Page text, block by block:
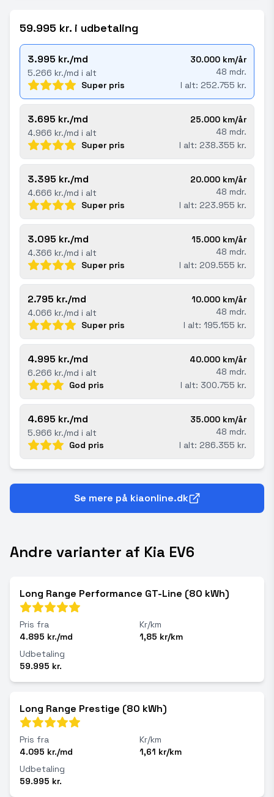
59.995 kr. i udbetaling
3.995 kr./md
5.266 kr./md i alt
30.000 km/år
48 mdr.
Super pris
I alt: 252.755 kr.
3.695 kr./md
4.966 kr./md i alt
25.000 km/år
48 mdr.
Super pris
I alt: 238.355 kr.
3.395 kr./md
4.666 kr./md i alt
20.000 km/år
48 mdr.
Super pris
I alt: 223.955 kr.
3.095 kr./md
4.366 kr./md i alt
15.000 km/år
48 mdr.
Super pris
I alt: 209.555 kr.
2.795 kr./md
4.066 kr./md i alt
10.000 km/år
48 mdr.
Super pris
I alt: 195.155 kr.
4.995 kr./md
6.266 kr./md i alt
40.000 km/år
48 mdr.
God pris
I alt: 300.755 kr.
4.695 kr./md
5.966 kr./md i alt
35.000 km/år
48 mdr.
God pris
I alt: 286.355 kr.
Se mere på kiaonline.dk
Andre varianter af Kia EV6
Long Range Performance GT-Line (80 kWh)
Pris fra
4.895 kr./md
Kr/km
1,85 kr/km
Udbetaling
59.995 kr.
Long Range Prestige (80 kWh)
Pris fra
4.095 kr./md
Kr/km
1,61 kr/km
Udbetaling
59.995 kr.